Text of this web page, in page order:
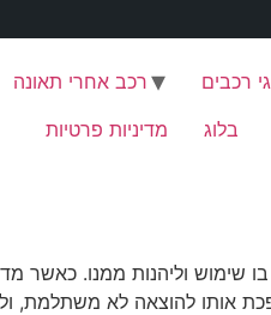
רכבים
רכב אחרי תאונה
בלוג מדיניות פרטיות
שימוש וליהנות ממנו. כאשר
אותו להוצאה לא משתלמת,